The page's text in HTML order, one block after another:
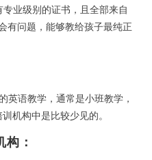
业级别的证书，且全部来自
有问题，能够教给孩子最纯正
语教学，通常是小班教学，
机构中是比较少见的。
：